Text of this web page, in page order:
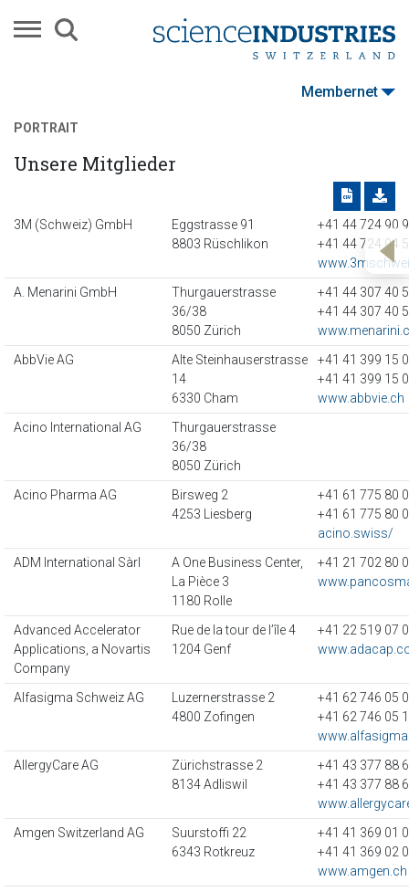
Membernet
PORTRAIT
Unsere Mitglieder
3M (Schweiz) GmbH
Eggstrasse 91
8803 Rüschlikon
+41 44 724 90
+41 44 724 94
A. Menarini GmbH
Thurgauerstrasse
36/38
8050 Zürich
+41 44 307 40
+41 44 307 40
AbbVie AG
Alte Steinhauserstrasse
14
6330 Cham
+41 41 399 15
+41 41 399 15
www.abbvie.ch
Acino International AG
Thurgauerstrasse
36/38
8050 Zürich
Acino Pharma AG
Birsweg 2
4253 Liesberg
+41 61 775 80
+41 61 775 80
acino.swiss/
ADM International Sàrl
A One Business Center,
La Pièce 3
1180 Rolle
+41 21 702 80
Advanced Accelerator
Applications, a Novartis
Company
Rue de la tour de l’île 4
1204 Genf
+41 22 519 07
Alfasigma Schweiz AG
Luzernerstrasse 2
4800 Zofingen
+41 62 746 05
+41 62 746 05
AllergyCare AG
Zürichstrasse 2
8134 Adliswil
+41 43 377 88
+41 43 377 88
Amgen Switzerland AG
Suurstoffi 22
6343 Rotkreuz
+41 41 369 01
+41 41 369 02
www.amgen.ch